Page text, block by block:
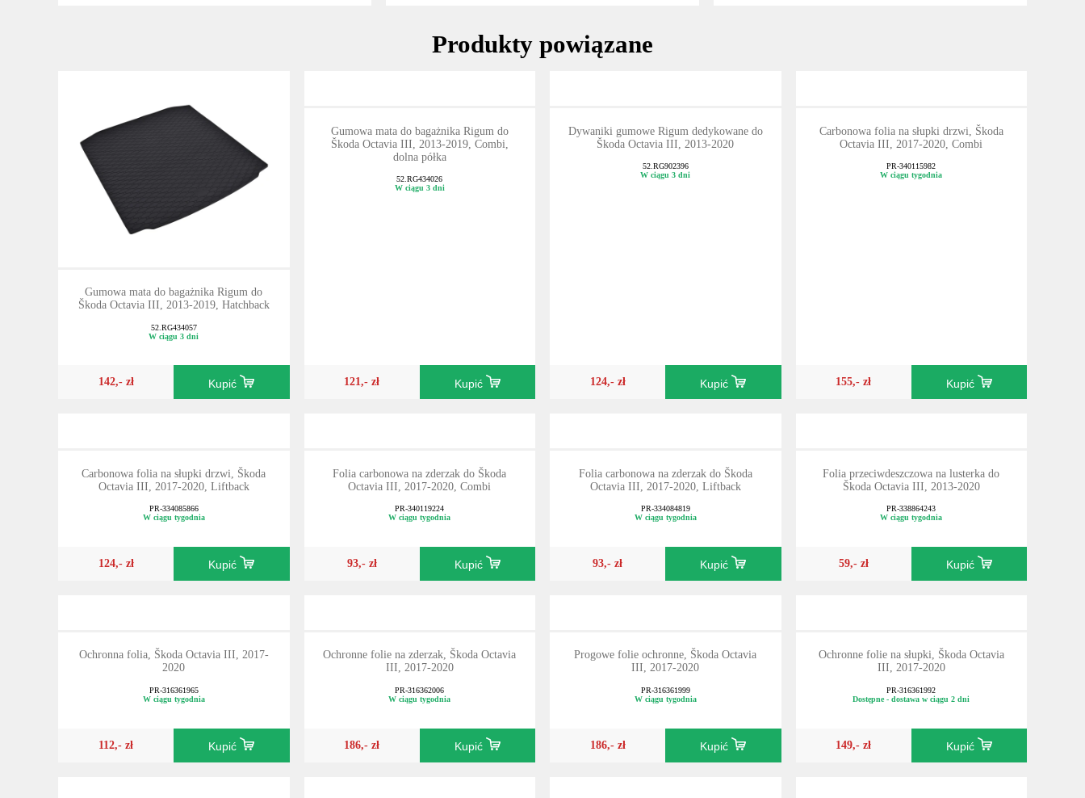
Produkty powiązane
Gumowa mata do bagażnika Rigum do
Škoda Octavia III, 2013-2019, Hatchback
52.RG434057
W ciągu 3 dni
142,- zł Kupić
Gumowa mata do bagażnika Rigum do
Škoda Octavia III, 2013-2019, Combi,
dolna półka
52.RG434026
W ciągu 3 dni
121,- zł Kupić
Dywaniki gumowe Rigum dedykowane do
Škoda Octavia III, 2013-2020
52.RG902396
W ciągu 3 dni
124,- zł Kupić
Carbonowa folia na słupki drzwi, Škoda
Octavia III, 2017-2020, Combi
PR-340115982
W ciągu tygodnia
155,- zł Kupić
Carbonowa folia na słupki drzwi, Škoda
Octavia III, 2017-2020, Liftback
PR-334085866
W ciągu tygodnia
124,- zł Kupić
Folia carbonowa na zderzak do Škoda
Octavia III, 2017-2020, Combi
PR-340119224
W ciągu tygodnia
93,- zł Kupić
Folia carbonowa na zderzak do Škoda
Octavia III, 2017-2020, Liftback
PR-334084819
W ciągu tygodnia
93,- zł Kupić
Folia przeciwdeszczowa na lusterka do
Škoda Octavia III, 2013-2020
PR-338864243
W ciągu tygodnia
59,- zł Kupić
Ochronna folia, Škoda Octavia III, 2017-
2020
PR-316361965
W ciągu tygodnia
112,- zł Kupić
Ochronne folie na zderzak, Škoda Octavia
III, 2017-2020
PR-316362006
W ciągu tygodnia
186,- zł Kupić
Progowe folie ochronne, Škoda Octavia
III, 2017-2020
PR-316361999
W ciągu tygodnia
186,- zł Kupić
Ochronne folie na słupki, Škoda Octavia
III, 2017-2020
PR-316361992
Dostępne - dostawa w ciągu 2 dni
149,- zł Kupić